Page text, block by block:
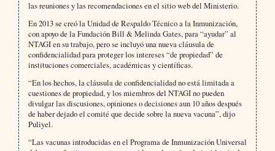
las reuniones y las recomendaciones en el sitio web del Ministerio.
En 2013 se creó la Unidad de Respaldo Técnico a la Inmunización,
con apoyo de la Fundación Bill & Melinda Gates, para “ayudar” al
NTAGI en su trabajo, pero se incluyó una nueva cláusula de
confidencialidad para proteger los intereses “de propiedad” de
instituciones comerciales, académicas y científicas.
“En los hechos, la cláusula de confidencialidad no está limitada a
cuestiones de propiedad, y los miembros del NTAGI no pueden
divulgar las discusiones, opiniones o decisiones aun 10 años después
de haber dejado el comité que decide sobre la nueva vacuna”, dijo
Puliyel.
“Las vacunas introducidas en el Programa de Inmunización Universal